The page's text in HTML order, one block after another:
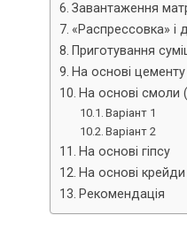
Завантаження
«Распрессовка» і
Приготування
На основі цементу
На основі смоли
Варіант 1
Варіант 2
На основі гіпсу
На основі крейди
Рекомендація